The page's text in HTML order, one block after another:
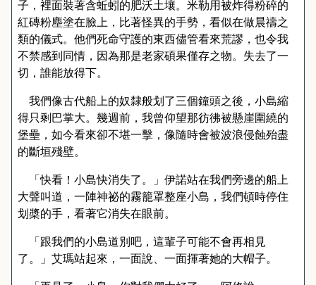
子，裡面裝著含蚯蚓的肥沃土壤。米勒用被炸得粉碎的
紅磚粉塵塗在臉上，比著怪異的手勢，看似在做晨禱之
類的儀式。他們死命守護的東西儘管看來荒謬，也令我
不禁感到同情，因為那是老家碩果僅存之物。失去了一
切，誰能放得下。
我們像古代船上的奴隸般划了三個鐘頭之後，小島縮
得只剩巴掌大。幾週前，我曾仰望那彷彿被懸崖圍繞的
堡壘，如今看來卻不堪一擊，像隨時會被波浪侵蝕殆盡
的斷垣殘壁。
「快看！小島快消失了。」伊諾站在我們旁邊的船上
大聲叫道，一陣神祕的霧籠罩整座小島，我們頓時停住
划槳的手，看著它消失在眼前。
「跟我們的小島道別吧，這輩子可能不會再相見
了。」艾瑪站起來，一面說、一面揮著她的大帽子。